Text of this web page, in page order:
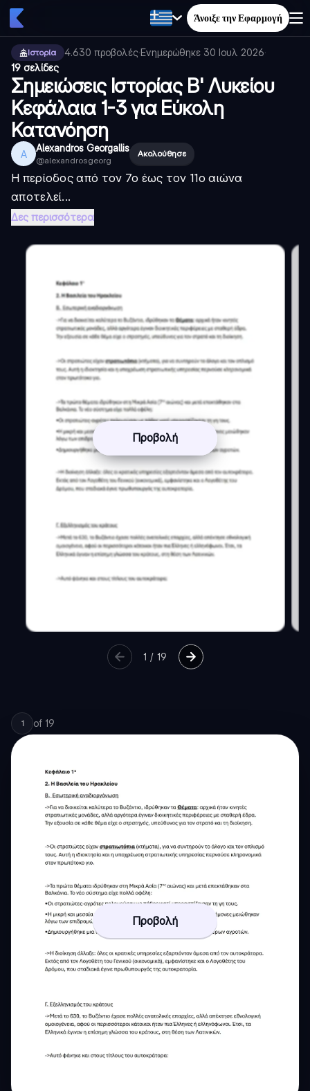
Άνοιξε την Εφαρμογή
Ιστορία 4.630 προβολές·Ενημερώθηκε 30 Ιουλ 2026·
19 σελίδες
Σημειώσεις Ιστορίας Β' Λυκείου
Κεφάλαια 1-3 για Εύκολη
Κατανόηση
A Alexandros Georgallis
@alexandrosgeorg
Ακολούθησε
Η περίοδος από τον 7ο έως τον 11ο αιώνα
αποτελεί...
Δες περισσότερα
Προβολή
1 / 19
1 of 19
Προβολή